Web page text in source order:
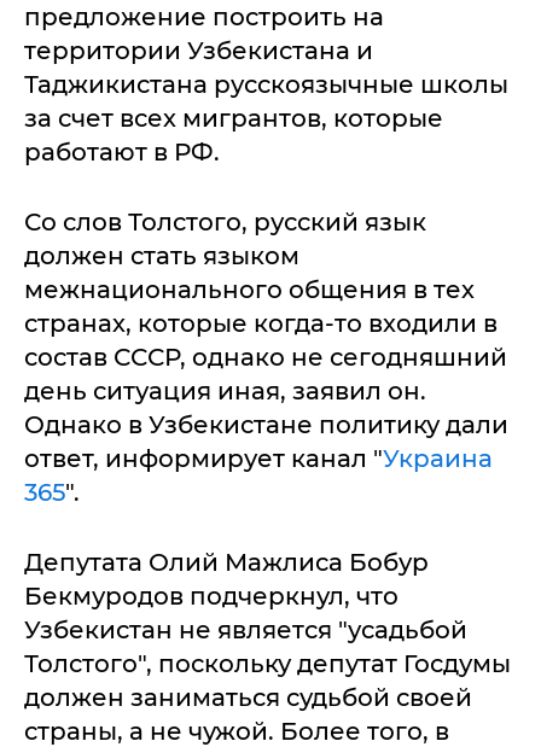
предложение построить на
территории Узбекистана и
Таджикистана русскоязычные школы
за счет всех мигрантов, которые
работают в РФ.
Со слов Толстого, русский язык
должен стать языком
межнационального общения в тех
странах, которые когда-то входили в
состав СССР, однако не сегодняшний
день ситуация иная, заявил он.
Однако в Узбекистане политику дали
ответ, информирует канал "Украина
365".
Депутата Олий Мажлиса Бобур
Бекмуродов подчеркнул, что
Узбекистан не является "усадьбой
Толстого", поскольку депутат Госдумы
должен заниматься судьбой своей
страны, а не чужой. Более того, в